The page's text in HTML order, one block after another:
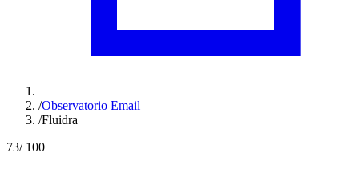
/Observatorio Email
/Fluidra
73/ 100